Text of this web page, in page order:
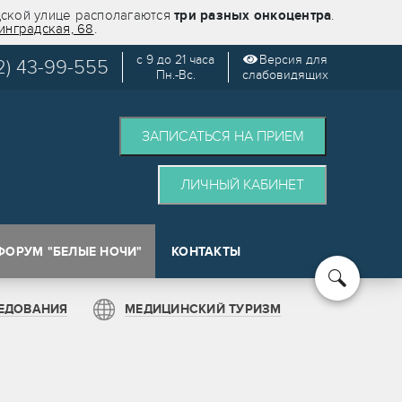
улице располагаются три разных онкоцентра.
68.
43-99-555
с 9 до 21 часа
Пн.-Вс.
Версия для
слабовидящих
ЗАПИСАТЬСЯ НА ПРИЕМ
ЛИЧНЫЙ КАБИНЕТ
"БЕЛЫЕ НОЧИ" КОНТАКТЫ
МЕДИЦИНСКИЙ ТУРИЗМ